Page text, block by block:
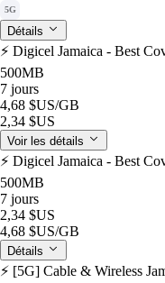
5G
Détails
⚡️ Digicel Jamaica - Best
500MB
7 jours
4,68 $US/GB
2,34 $US
Voir les détails
⚡️ Digicel Jamaica - Best
500MB
7 jours
2,34 $US
4,68 $US/GB
Détails
⚡️ [5G] Cable & Wireless